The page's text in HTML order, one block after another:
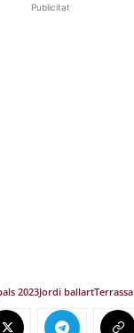
Publicitat
2023Jordi ballartTerrassa